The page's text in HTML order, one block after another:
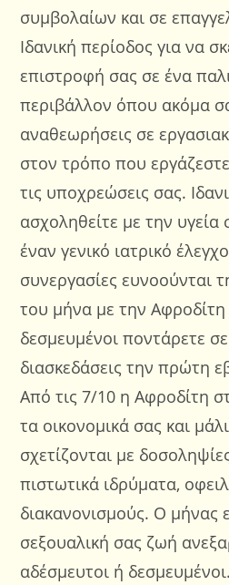
συμβολαίων και σε
Ιδανική περίοδος για να
επιστροφή σας σε ένα
περιβάλλον όπου ακόμα
αναθεωρήσεις σε
στον τρόπο που
τις υποχρεώσεις σας.
ασχοληθείτε με την υγεία
έναν γενικό ιατρικό
συνεργασίες ευνοούνται
του μήνα με την
δεσμευμένοι ποντάρετε
διασκεδάσεις την πρώτη
Από τις 7/10 η Αφροδίτη
τα οικονομικά σας και
σχετίζονται με
πιστωτικά ιδρύματα,
διακανονισμούς. Ο μήνας
σεξουαλική σας ζωή
αδέσμευτοι ή